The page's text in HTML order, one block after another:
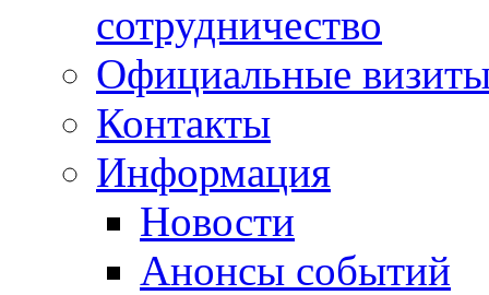
сотрудничество
Официальные
Контакты
Информация
Новости
Анонсы событий